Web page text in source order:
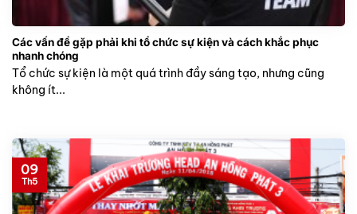
Các vấn đề gặp phải khi tổ chức sự kiện và cách khắc phục
nhanh chóng
Tổ chức sự kiện là một quá trình đầy sáng tạo, nhưng cũng
không ít...
09
Th5